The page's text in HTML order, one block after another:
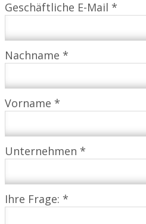
Geschäftliche E-Mail *
Nachname *
Vorname *
Unternehmen *
Ihre Frage: *